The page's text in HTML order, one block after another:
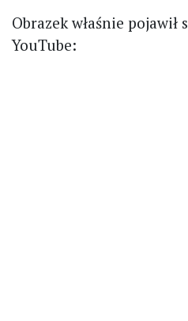
Obrazek właśnie pojawił
YouTube: